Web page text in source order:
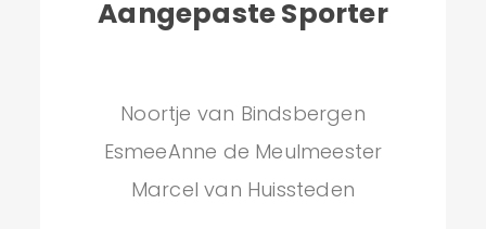
Aangepaste Sporter
Noortje van Bindsbergen
EsmeeAnne de Meulmeester
Marcel van Huissteden